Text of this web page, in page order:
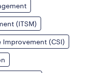
(ITSM)
(CSI)